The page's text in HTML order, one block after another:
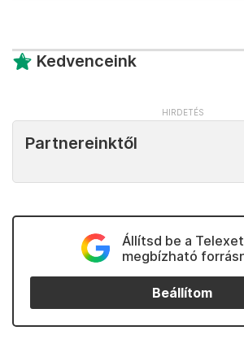
Kedvenceink
Partnereinktől
Állítsd be a Telexet
megbízható
Beállítom